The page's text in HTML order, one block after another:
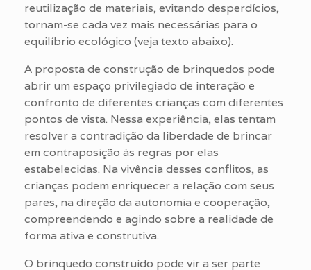
reutilização de materiais, evitando desperdícios,
tornam-se cada vez mais necessárias para o
equilíbrio ecológico (veja texto abaixo).
A proposta de construção de brinquedos pode
abrir um espaço privilegiado de interação e
confronto de diferentes crianças com diferentes
pontos de vista. Nessa experiência, elas tentam
resolver a contradição da liberdade de brincar
em contraposição às regras por elas
estabelecidas. Na vivência desses conflitos, as
crianças podem enriquecer a relação com seus
pares, na direção da autonomia e cooperação,
compreendendo e agindo sobre a realidade de
forma ativa e construtiva.
O brinquedo construído pode vir a ser parte